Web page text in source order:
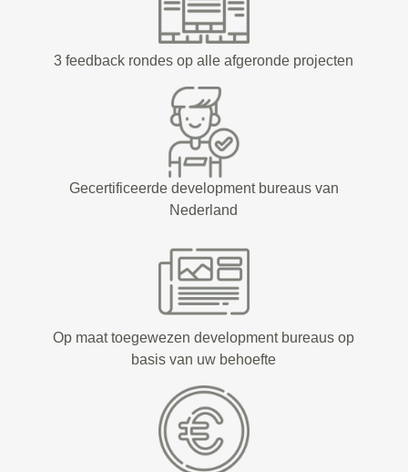
3 feedback rondes op alle afgeronde projecten
Gecertificeerde development bureaus van
Nederland
Op maat toegewezen development bureaus op
basis van uw behoefte